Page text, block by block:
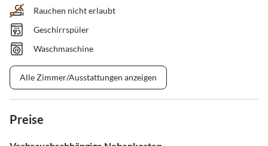
Rauchen nicht erlaubt
Geschirrspüler
Waschmaschine
Alle Zimmer/Ausstattungen anzeigen
Preise